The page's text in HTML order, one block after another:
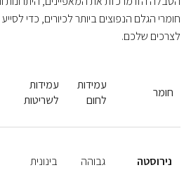
חומרי הגלם הנפוצים ביותר לכיורים, כדי
לצרכים שלכם.
חומר
עמידות
לחום
עמידות
לשריטות
נירוסטה גבוהה בינונית